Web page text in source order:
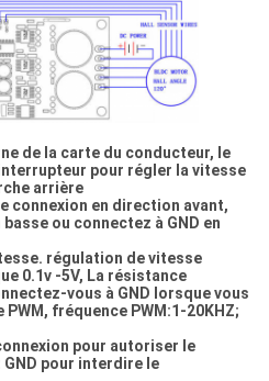
de la carte du conducteur, le
pour régler la vitesse
arrière
connexion en direction avant,
ou connectez à GND en
régulation de vitesse
0.1v -5V, La résistance
vous à GND lorsque vous
fréquence PWM:1-20KHZ;
pour autoriser le
pour interdire le